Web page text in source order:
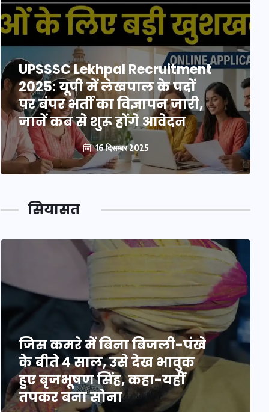
UPSSSC Lekhpal Recruitment
2025: यूपी में लेखपाल के पदों
पर बंपर भर्ती का विज्ञापन जारी,
जानें कब से शुरू होंगे आवेदन
16 दिसम्बर 2025
सियासत
जिस कमरे में बिना बिजली-पंखे
के बीते 4 साल, उसे देख भावुक
हुए बृजभूषण सिंह, कहा-यहीं
तपकर बना सोना